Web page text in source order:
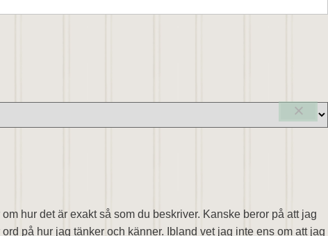
hur det är exakt så som du beskriver. Kanske beror på att jag
på hur jag tänker och känner. Ibland vet jag inte ens om att jag